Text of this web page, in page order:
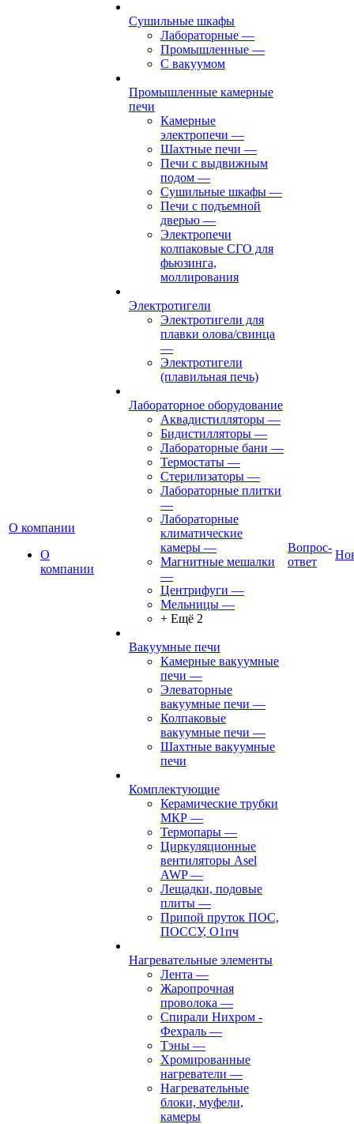
О компании
О
компании
Сушильные шкафы
Лабораторные —
Промышленные —
С вакуумом
Промышленные камерные
печи
Камерные
электропечи —
Шахтные печи —
Печи с выдвижным
подом —
Сушильные шкафы —
Печи с подъемной
дверью —
Электропечи
колпаковые СГО для
фьюзинга,
моллирования
Электротигели
Электротигели для
плавки олова/свинца
—
Электротигели
(плавильная печь)
Лабораторное оборудование
Аквадистилляторы —
Бидистилляторы —
Лабораторные бани —
Термостаты —
Стерилизаторы —
Лабораторные плитки
—
Лабораторные
климатические
камеры —
Магнитные мешалки
—
Центрифуги —
Мельницы —
+ Ещё 2
Вакуумные печи
Камерные вакуумные
печи —
Элеваторные
вакуумные печи —
Колпаковые
вакуумные печи —
Шахтные вакуумные
печи
Комплектующие
Керамические трубки
МКР —
Термопары —
Циркуляционные
вентиляторы Asel
AWP—
Лещадки, подовые
плиты —
Припой пруток ПОС,
ПОССУ, О1пч
Нагревательные элементы
Лента —
Жаропрочная
проволока —
Спирали Нихром -
Фехраль —
Тэны —
Хромированные
нагреватели —
Нагревательные
блоки, муфели,
камеры
Вопрос-
ответ